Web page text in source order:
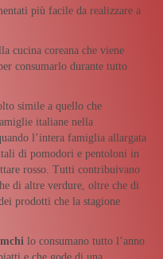
più facile da realizzare a
cucina coreana che viene
consumarlo durante tutto
simile a quello che
italiane nella
l’intera famiglia allargata
di pomodori e pentoloni in
rosso. Tutti contribuivano
di altre verdure, oltre che di
prodotti che la stagione
lo consumano tutto l’anno